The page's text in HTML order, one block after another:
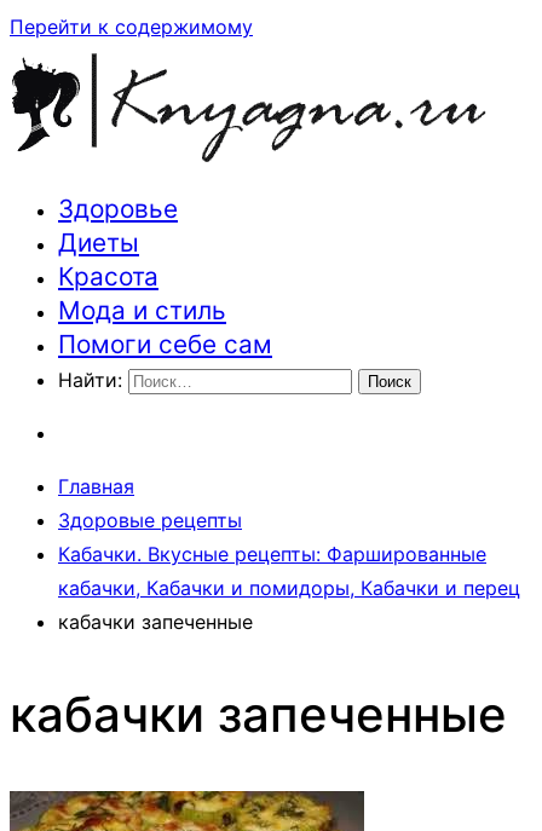
Перейти к содержимому
Траектория здоровья и красоты
Здоровье
Диеты
Красота
Мода и стиль
Помоги себе сам
Найти:
Главная
Здоровые рецепты
Кабачки. Вкусные рецепты: Фаршированные
кабачки, Кабачки и помидоры, Кабачки и перец
кабачки запеченные
кабачки запеченные